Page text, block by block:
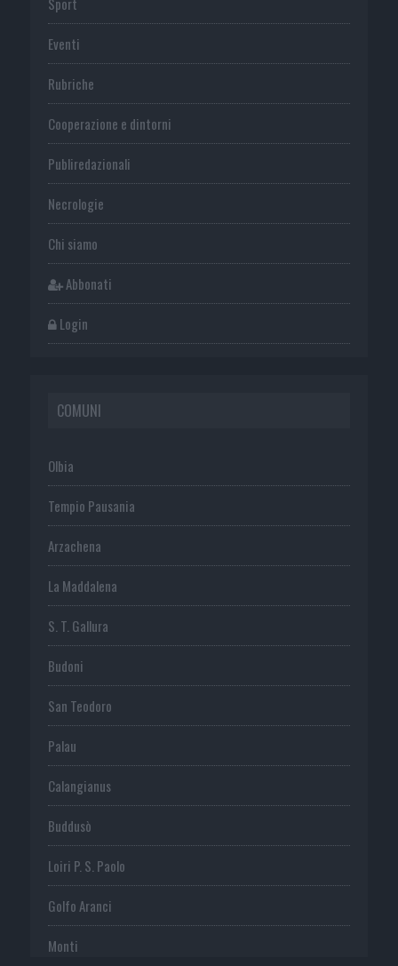
Eventi
Rubriche
Cooperazione e dintorni
Publiredazionali
Necrologie
Chi siamo
Abbonati
Login
COMUNI
Olbia
Tempio Pausania
Arzachena
La Maddalena
S. T. Gallura
Budoni
San Teodoro
Palau
Calangianus
Buddusò
Loiri P. S. Paolo
Golfo Aranci
Monti